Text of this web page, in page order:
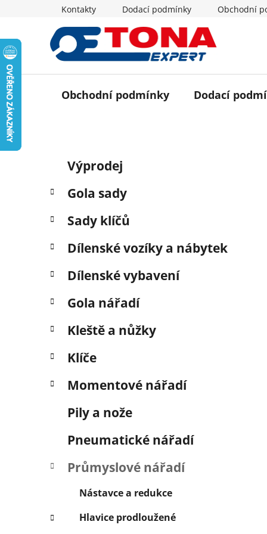
Kontakty Dodací podmínky Obchodní
Obchodní podmínky Dodací
s
r
n
n
í
p
n
l
Přeskočit
kategorie
e
o
i
Výprodej
Gola sady
Sady klíčů
Dílenské vozíky a nábytek
Dílenské vybavení
Gola nářadí
Kleště a nůžky
Klíče
Momentové nářadí
Pily a nože
Pneumatické nářadí
Průmyslové nářadí
Nástavce a redukce
Hlavice prodloužené